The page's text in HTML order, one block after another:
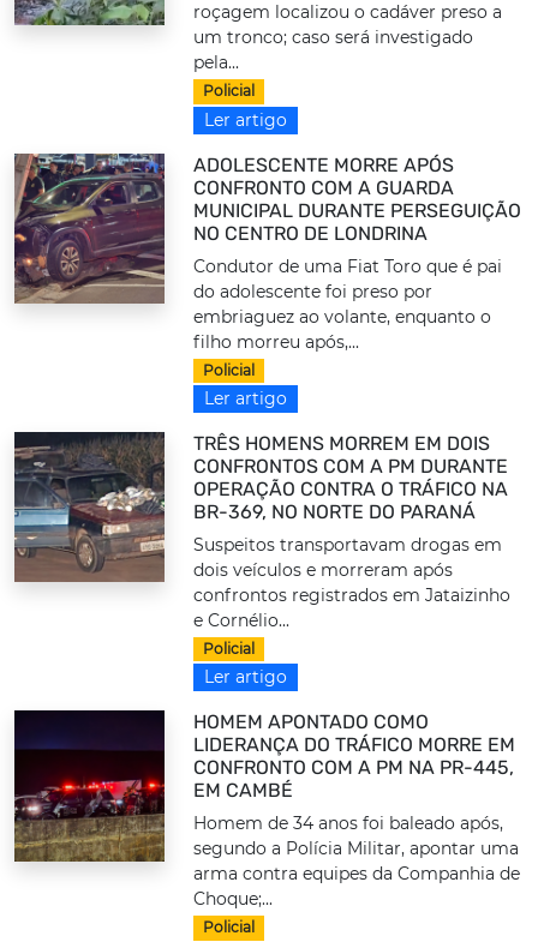
roçagem localizou o cadáver preso a
um tronco; caso será investigado
pela...
Policial
Ler artigo
ADOLESCENTE MORRE APÓS
CONFRONTO COM A GUARDA
MUNICIPAL DURANTE PERSEGUIÇÃO
NO CENTRO DE LONDRINA
Condutor de uma Fiat Toro que é pai
do adolescente foi preso por
embriaguez ao volante, enquanto o
filho morreu após,...
Policial
Ler artigo
TRÊS HOMENS MORREM EM DOIS
CONFRONTOS COM A PM DURANTE
OPERAÇÃO CONTRA O TRÁFICO NA
BR-369, NO NORTE DO PARANÁ
Suspeitos transportavam drogas em
dois veículos e morreram após
confrontos registrados em Jataizinho
e Cornélio...
Policial
Ler artigo
HOMEM APONTADO COMO
LIDERANÇA DO TRÁFICO MORRE EM
CONFRONTO COM A PM NA PR-445,
EM CAMBÉ
Homem de 34 anos foi baleado após,
segundo a Polícia Militar, apontar uma
arma contra equipes da Companhia de
Choque;...
Policial